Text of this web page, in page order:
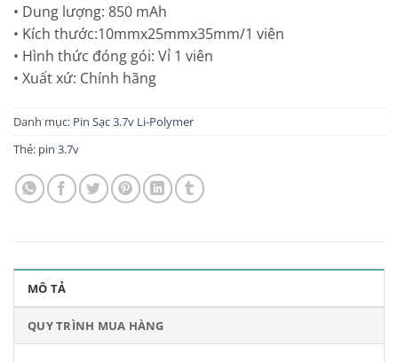
• Dung lượng: 850 mAh
• Kích thước:10mmx25mmx35mm/1 viên
• Hình thức đóng gói: Vỉ 1 viên
• Xuất xứ: Chính hãng
Danh mục: Pin Sạc 3.7v Li-Polymer
Thẻ: pin 3.7v
MÔ TẢ
QUY TRÌNH MUA HÀNG